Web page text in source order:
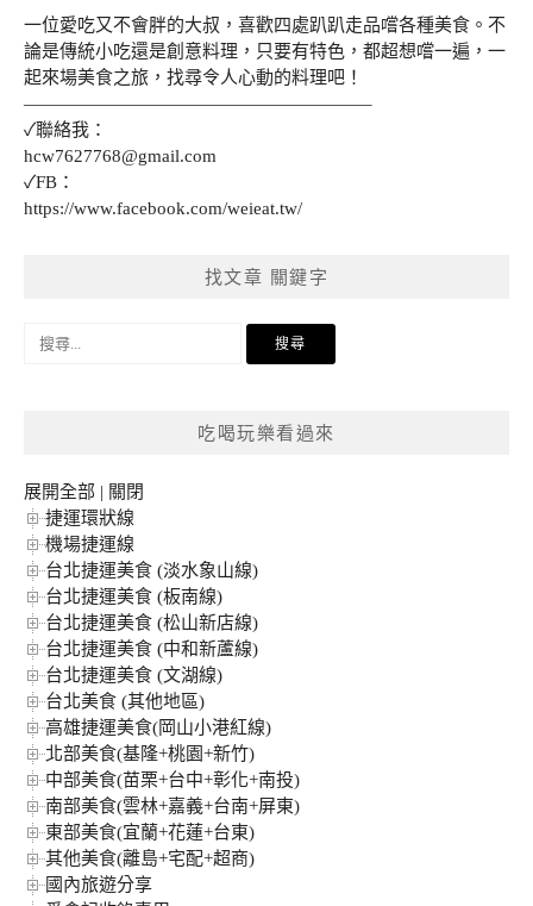
一位愛吃又不會胖的大叔，喜歡四處趴趴走品嚐各種美食。不
論是傳統小吃還是創意料理，只要有特色，都超想嚐一遍，一
起來場美食之旅，找尋令人心動的料理吧！
———————————————————–
✓聯絡我：
hcw7627768@gmail.com
✓FB：
https://www.facebook.com/weieat.tw/
找文章 關鍵字
搜
吃喝玩樂看過來
展開全部 | 關閉
捷運環狀線
機場捷運線
台北捷運美食 (淡水象山線)
台北捷運美食 (板南線)
台北捷運美食 (松山新店線)
台北捷運美食 (中和新蘆線)
台北捷運美食 (文湖線)
台北美食 (其他地區)
高雄捷運美食(岡山小港紅線)
北部美食(基隆+桃園+新竹)
中部美食(苗栗+台中+彰化+南投)
南部美食(雲林+嘉義+台南+屏東)
東部美食(宜蘭+花蓮+台東)
其他美食(離島+宅配+超商)
國內旅遊分享